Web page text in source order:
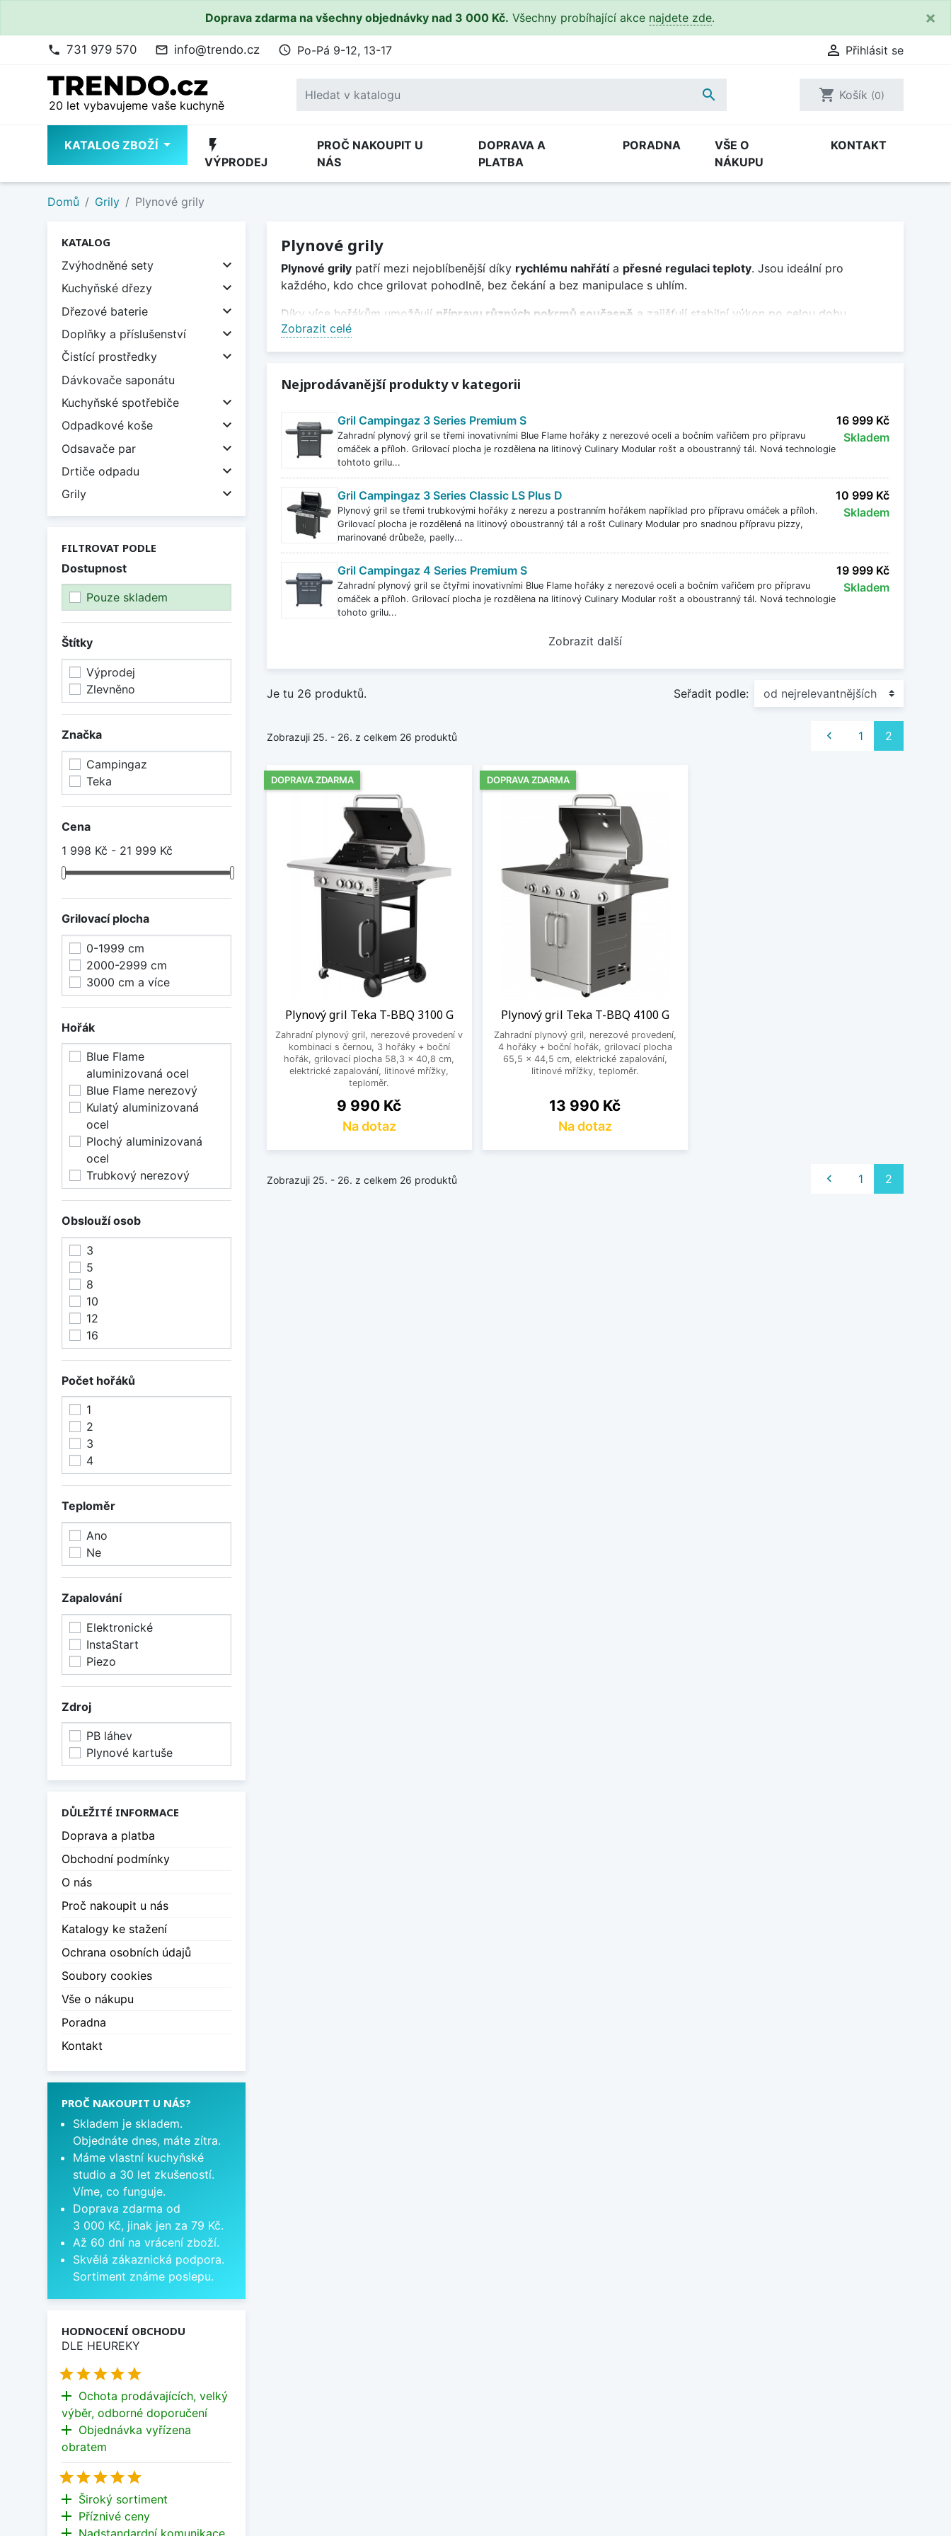
Doprava zdarma na všechny objednávky nad 3 000 Kč. Všechny probíhající akce najdete zde. ×
phone 731 979 570 mail_outline info@trendo.cz access_time Po-Pá 9-12, 13-17  Přihlásit se
20 let vybavujeme vaše kuchyně
 shopping_cart Košík (0)
KATALOG ZBOŽÍ flash_on
VÝPRODEJ
PROČ NAKOUPIT U
NÁS
DOPRAVA A
PLATBA
PORADNA
VŠE O
NÁKUPU
KONTAKT
Domů Grily Plynové grily
KATALOG
Zvýhodněné sety

Kuchyňské dřezy 
Dřezové baterie 
Doplňky a příslušenství 
Čistící prostředky 
Dávkovače saponátu
Kuchyňské spotřebiče

Odpadkové koše 
Odsavače par 
Drtiče odpadu 
Grily 
FILTROVAT PODLE
Dostupnost
Pouze skladem
Štítky
Výprodej
Zlevněno
Značka
Campingaz
Teka
Cena
1 998 Kč - 21 999 Kč
Grilovací plocha
0-1999 cm
2000-2999 cm
3000 cm a více
Hořák
Blue Flame
aluminizovaná ocel
Blue Flame nerezový
Kulatý aluminizovaná
ocel
Plochý aluminizovaná
ocel
Trubkový nerezový
Obslouží osob
3
5
8
10
12
16
Počet hořáků
1
2
3
4
Teploměr
Ano
Ne
Zapalování
Elektronické
InstaStart
Piezo
Zdroj
PB láhev
Plynové kartuše
DŮLEŽITÉ INFORMACE
Doprava a platba
Obchodní podmínky
O nás
Proč nakoupit u nás
Katalogy ke stažení
Ochrana osobních údajů
Soubory cookies
Vše o nákupu
Poradna
Kontakt
PROČ NAKOUPIT U NÁS?
Skladem je skladem.
Objednáte dnes, máte zítra.
Máme vlastní kuchyňské
studio a 30 let zkušeností.
Víme, co funguje.
Doprava zdarma od
3 000 Kč, jinak jen za 79 Kč.
Až 60 dní na vrácení zboží.
Skvělá zákaznická podpora.
Sortiment známe poslepu.
HODNOCENÍ OBCHODU
DLE HEUREKY

add Ochota prodávajících, velký
výběr, odborné doporučení
add Objednávka vyřízena
obratem

add Široký sortiment
add Příznivé ceny
Nadstandardní komunikace
Plynové grily
Zobrazit celé
Plynové grily patří mezi nejoblíbenější díky rychlému nahřátía přesné regulaci teploty. Jsou ideální pro
každého, kdo chce grilovat pohodlně, bez čekání a bez manipulace s uhlím.
Díky více hořákům umožňují přípravu různých pokrmů současně a zajišťují stabilní výkon po celou dobu
grilování. Plynové grily jsou skvělou volbou pro pravidelné i náročnější grilování.
Nejprodávanější produkty v kategorii
Gril Campingaz 3 Series Premium S
Zahradní plynový gril se třemi inovativními Blue Flame hořáky z nerezové oceli a bočním vařičem pro přípravu
omáček a příloh. Grilovací plocha je rozdělena na litinový Culinary Modular rošt a oboustranný tál. Nová technologie
tohtoto grilu...
16 999 Kč
Skladem
Gril Campingaz 3 Series Classic LS Plus D
Plynový gril se třemi trubkovými hořáky z nerezu a postranním hořákem například pro přípravu omáček a příloh.
Grilovací plocha je rozdělená na litinový oboustranný tál a rošt Culinary Modular pro snadnou přípravu pizzy,
marinované drůbeže, paelly...
10 999 Kč
Skladem
Gril Campingaz 4 Series Premium S
Zahradní plynový gril se čtyřmi inovativními Blue Flame hořáky z nerezové oceli a bočním vařičem pro přípravu
omáček a příloh. Grilovací plocha je rozdělena na litinový Culinary Modular rošt a oboustranný tál. Nová technologie
tohoto grilu...
19 999 Kč
Skladem
Zobrazit další
Je tu 26 produktů. Seřadit podle:
Zobrazuji 25. - 26. z celkem 26 produktů Předchozí
 1 2
Plynový gril Teka T-BBQ 3100 G
Zahradní plynový gril, nerezové provedení v
kombinaci s černou, 3 hořáky + boční
hořák, grilovací plocha 58,3 x 40,8 cm,
elektrické zapalování, litinové mřížky,
teploměr.
Cena
9 990 Kč
Na dotaz
DOPRAVA ZDARMA
Plynový gril Teka T-BBQ 4100 G
Zahradní plynový gril, nerezové provedení,
4 hořáky + boční hořák, grilovací plocha
65,5 x 44,5 cm, elektrické zapalování,
litinové mřížky, teploměr.
Cena
13 990 Kč
Na dotaz
DOPRAVA ZDARMA
Zobrazuji 25. - 26. z celkem 26 produktů Předchozí
 1 2